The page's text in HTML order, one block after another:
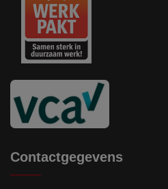
Contactgegevens